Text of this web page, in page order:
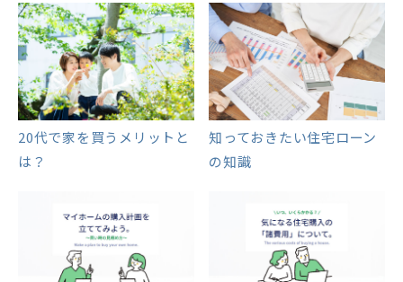
20代で家を買うメリットと
は？
知っておきたい住宅ローン
の知識